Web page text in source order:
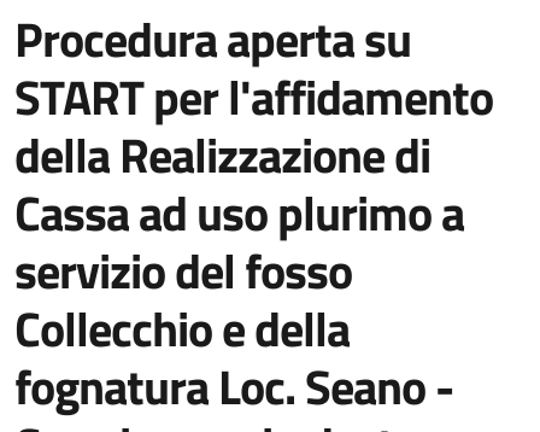
Procedura aperta su
START per l'affidamento
della Realizzazione di
Cassa ad uso plurimo a
servizio del fosso
Collecchio e della
fognatura Loc. Seano -